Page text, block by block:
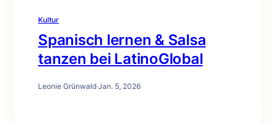
Kultur
Spanisch lernen & Salsa
tanzen bei LatinoGlobal
Leonie Grünwald·Jan. 5, 2026